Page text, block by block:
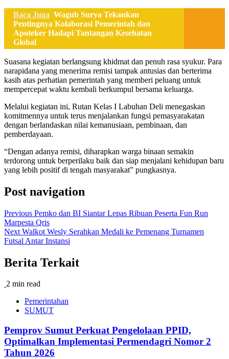
Baca Juga Wagub Surya Tekankan
Pentingnya Kolaborasi Pemerintah dan
Apoteker Hadapi Tantangan Kesehatan
Global
Suasana kegiatan berlangsung khidmat dan penuh rasa syukur. Para
narapidana yang menerima remisi tampak antusias dan berterima
kasih atas perhatian pemerintah yang memberi peluang untuk
mempercepat waktu kembali berkumpul bersama keluarga.
Melalui kegiatan ini, Rutan Kelas I Labuhan Deli menegaskan
komitmennya untuk terus menjalankan fungsi pemasyarakatan
dengan berlandaskan nilai kemanusiaan, pembinaan, dan
pemberdayaan.
“Dengan adanya remisi, diharapkan warga binaan semakin
terdorong untuk berperilaku baik dan siap menjalani kehidupan baru
yang lebih positif di tengah masyarakat” pungkasnya.
Post navigation
Previous Pemko dan BI Siantar Lepas Ribuan Peserta Fun Run
Marpesta Qris
Next Walkot Wesly Serahkan Medali ke Pemenang Turnamen
Futsal Antar Instansi
Berita Terkait
2 min read
Pemerintahan
SUMUT
Pemprov Sumut Perkuat Pengelolaan PPID,
Optimalkan Implementasi Permendagri Nomor 2
Tahun 2026